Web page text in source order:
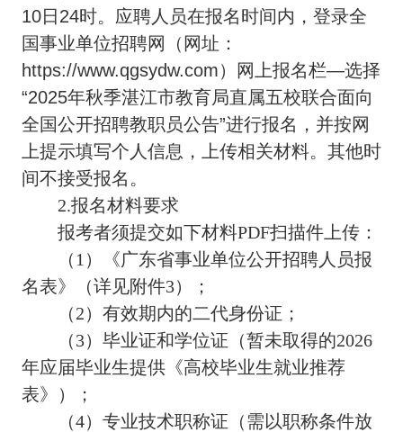
10日24时。应聘人员在报名时间内，登录全
国事业单位招聘网（网址：
https://www.qgsydw.com）网上报名栏—选择
“2025年秋季湛江市教育局直属五校联合面向
全国公开招聘教职员公告”进行报名，并按网
上提示填写个人信息，上传相关材料。其他时
间不接受报名。
2.报名材料要求
报考者须提交如下材料PDF扫描件上传：
（1）《广东省事业单位公开招聘人员报
名表》（详见附件3）；
（2）有效期内的二代身份证；
（3）毕业证和学位证（暂未取得的2026
年应届毕业生提供《高校毕业生就业推荐
表》）；
（4）专业技术职称证（需以职称条件放